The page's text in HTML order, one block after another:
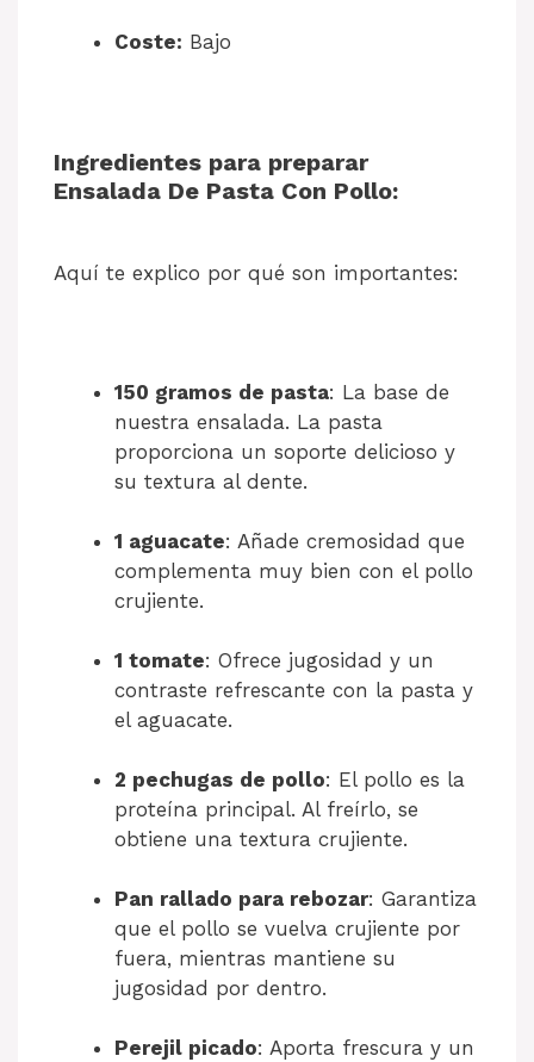
Coste: Bajo
Ingredientes para preparar
Ensalada De Pasta Con Pollo:
Aquí te explico por qué son importantes:
150 gramos de pasta: La base de
nuestra ensalada. La pasta
proporciona un soporte delicioso y
su textura al dente.
1 aguacate: Añade cremosidad que
complementa muy bien con el pollo
crujiente.
1 tomate: Ofrece jugosidad y un
contraste refrescante con la pasta y
el aguacate.
2 pechugas de pollo: El pollo es la
proteína principal. Al freírlo, se
obtiene una textura crujiente.
Pan rallado para rebozar: Garantiza
que el pollo se vuelva crujiente por
fuera, mientras mantiene su
jugosidad por dentro.
Perejil picado: Aporta frescura y un